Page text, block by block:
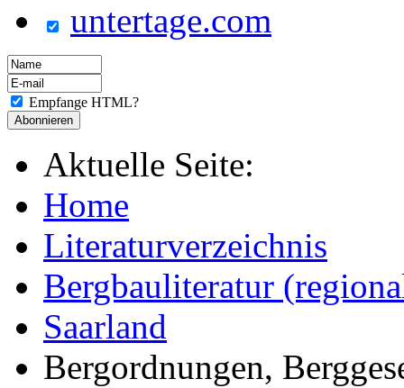
untertage.com
Empfange HTML?
Aktuelle Seite:
Home
Literaturverzeichnis
Bergbauliteratur
Saarland
Bergordnungen,